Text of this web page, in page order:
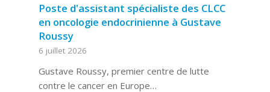
Poste d'assistant spécialiste des CLCC
en oncologie endocrinienne à Gustave
Roussy
6 juillet 2026
Gustave Roussy, premier centre de lutte
contre le cancer en Europe…